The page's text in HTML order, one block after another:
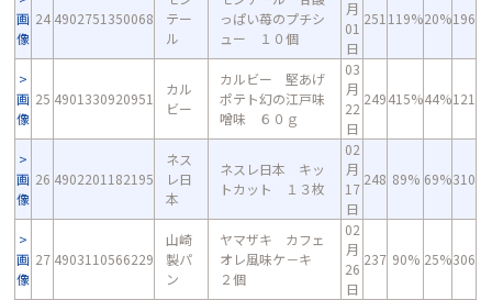
画
像
24 4902751350068
テー
ル
っぱい苺のプチシ
ュー １０個
月
01
日
251 119%20%196
画
像
25 4901330920951
カル
ビー
カルビー 堅あげ
ポテト幻の江戸味
噌味 ６０ｇ
03
月
22
日
249415%44%121
画
像
26 4902201182195
ネス
レ日
本
ネスレ日本 キッ
トカット １３枚
02
月
17
日
248 89% 69%310
画
像
27 4903110566229
山崎
製パ
ン
ヤマザキ カフェ
オレ風味ケ－キ
２個
02
月
26
日
237 90% 25%306